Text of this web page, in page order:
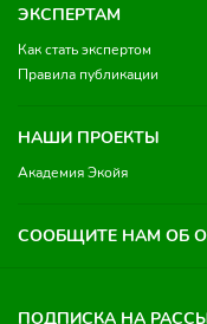
ЭКСПЕРТАМ
Как стать экспертом
Правила публикации
НАШИ ПРОЕКТЫ
Академия Экойя
СООБЩИТЕ НАМ ОБ
ПОДПИСКА НА